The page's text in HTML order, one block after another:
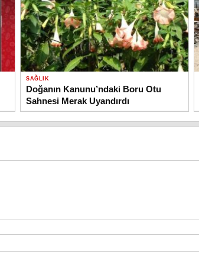
SAĞLIK
Doğanın Kanunu’ndaki Boru Otu
Sahnesi Merak Uyandırdı